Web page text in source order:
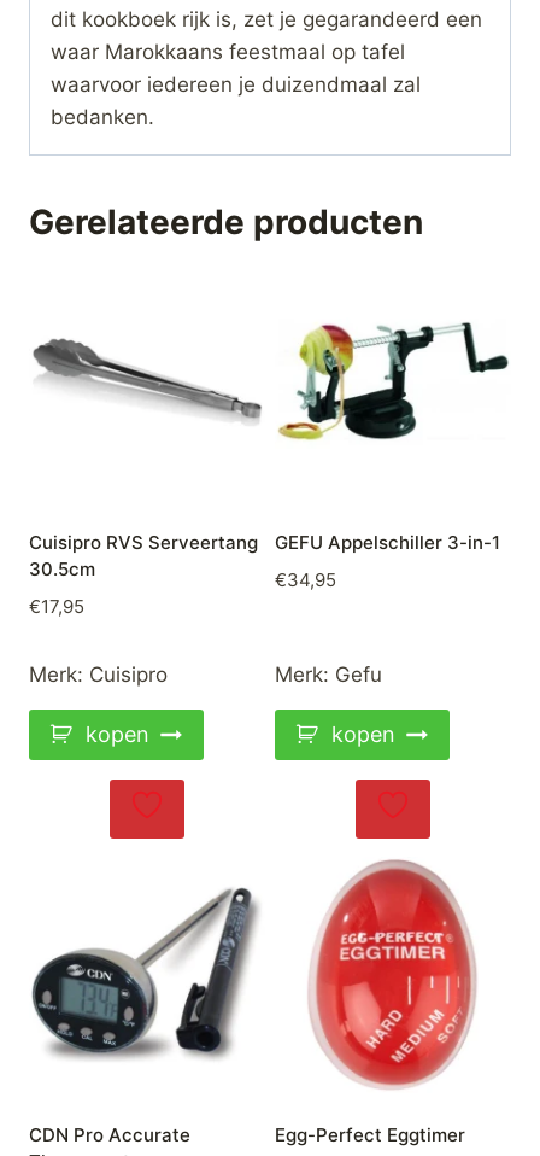
dit kookboek rijk is, zet je gegarandeerd een
waar Marokkaans feestmaal op tafel
waarvoor iedereen je duizendmaal zal
bedanken.
Gerelateerde producten
Cuisipro RVS Serveertang
30.5cm
€17,95
Merk: Cuisipro
kopen
GEFU Appelschiller 3-in-1
€34,95
Merk: Gefu
kopen
CDN Pro Accurate
Egg-Perfect Eggtimer